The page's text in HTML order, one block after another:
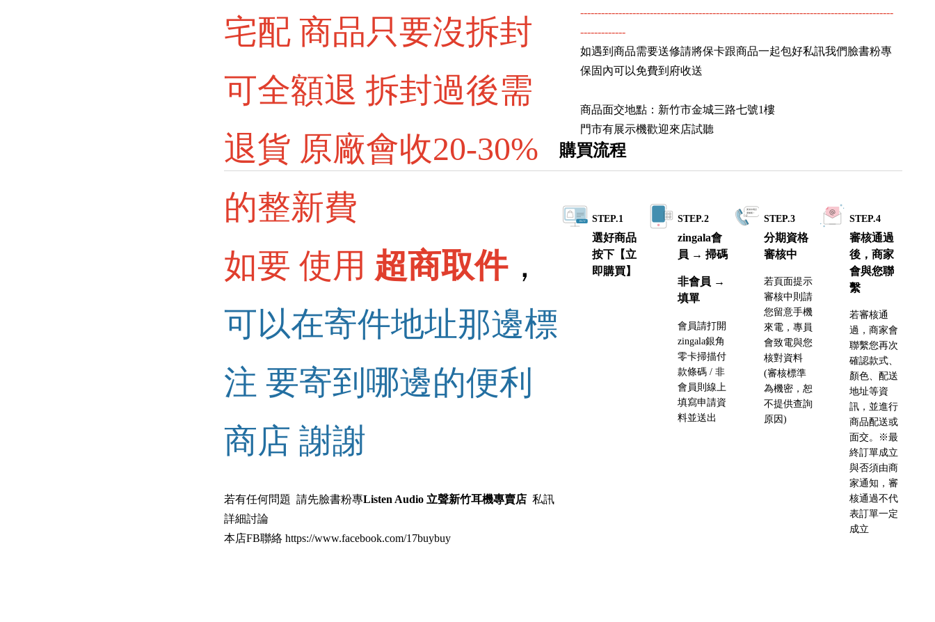
電源供應器 電源發燒線
耳機附件 耳塞 耳機收納盒
宅配 商品只要沒拆封
可全額退 拆封過後需
退貨 原廠會收20-30%
的整新費
如要 使用 超商取件，
可以在寄件地址那邊標
注 要寄到哪邊的便利
商店 謝謝
若有任何問題 請先臉書粉專Listen Audio 立聲新竹耳機專賣店 私訊
詳細討論
本店FB聯絡 https://www.facebook.com/17buybuy
------------------------------------------------------------------------------------------
-------------
如遇到商品需要送修請將保卡跟商品一起包好私訊我們臉書粉專
保固內可以免費到府收送
商品面交地點：新竹市金城三路七號1樓
門市有展示機歡迎來店試聽
購買流程
STEP.1
選好商品
按下【立
即購買】
STEP.2
zingala會
員 → 掃碼
非會員 →
填單
會員請打開
zingala銀角
零卡掃描付
款條碼 / 非
會員則線上
填寫申請資
料並送出
STEP.3
分期資格
審核中
若頁面提示
審核中則請
您留意手機
來電，專員
會致電與您
核對資料
(審核標準
為機密，恕
不提供查詢
原因)
STEP.4
審核通過
後，商家
會與您聯
繫
若審核通
過，商家會
聯繫您再次
確認款式、
顏色、配送
地址等資
訊，並進行
商品配送或
面交。※最
終訂單成立
與否須由商
家通知，審
核通過不代
表訂單一定
成立